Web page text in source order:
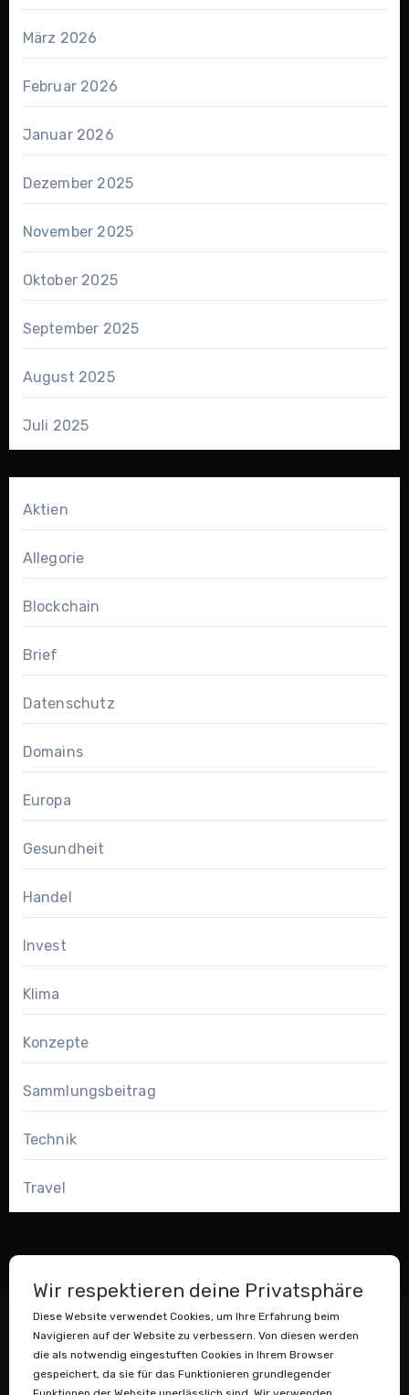
März 2026
Februar 2026
Januar 2026
Dezember 2025
November 2025
Oktober 2025
September 2025
August 2025
Juli 2025
Aktien
Allegorie
Blockchain
Brief
Datenschutz
Domains
Europa
Gesundheit
Handel
Invest
Klima
Konzepte
Sammlungsbeitrag
Technik
Travel
Wir respektieren deine Privatsphäre
Diese Website verwendet Cookies, um Ihre Erfahrung beim
Navigieren auf der Website zu verbessern. Von diesen werden
die als notwendig eingestuften Cookies in Ihrem Browser
gespeichert, da sie für das Funktionieren grundlegender